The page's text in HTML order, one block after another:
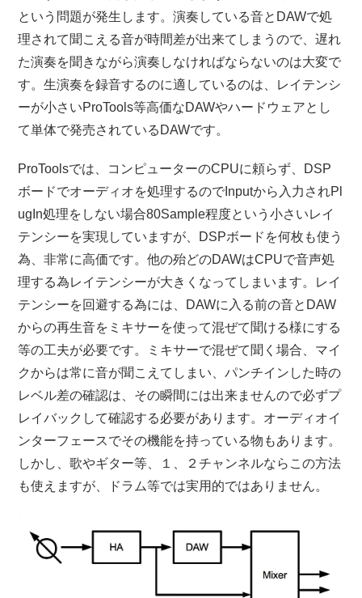
という問題が発生します。演奏している音とDAWで処
理されて聞こえる音が時間差が出来てしまうので、遅れ
た演奏を聞きながら演奏しなければならないのは大変で
す。生演奏を録音するのに適しているのは、レイテンシ
ーが小さいProTools等高価なDAWやハードウェアとし
て単体で発売されているDAWです。
ProToolsでは、コンピューターのCPUに頼らず、DSP
ボードでオーディオを処理するのでInputから入力されPl
ugIn処理をしない場合80Sample程度という小さいレイ
テンシーを実現していますが、DSPボードを何枚も使う
為、非常に高価です。他の殆どのDAWはCPUで音声処
理する為レイテンシーが大きくなってしまいます。レイ
テンシーを回避する為には、DAWに入る前の音とDAW
からの再生音をミキサーを使って混ぜて聞ける様にする
等の工夫が必要です。ミキサーで混ぜて聞く場合、マイ
クからは常に音が聞こえてしまい、パンチインした時の
レベル差の確認は、その瞬間には出来ませんので必ずプ
レイバックして確認する必要があります。オーディオイ
ンターフェースでその機能を持っている物もあります。
しかし、歌やギター等、１、２チャンネルならこの方法
も使えますが、ドラム等では実用的ではありません。